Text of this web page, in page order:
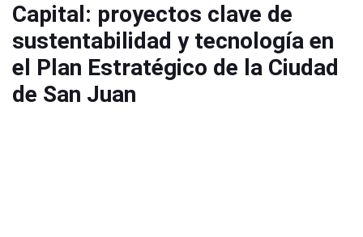
Capital: proyectos clave de
sustentabilidad y tecnología en
el Plan Estratégico de la Ciudad
de San Juan